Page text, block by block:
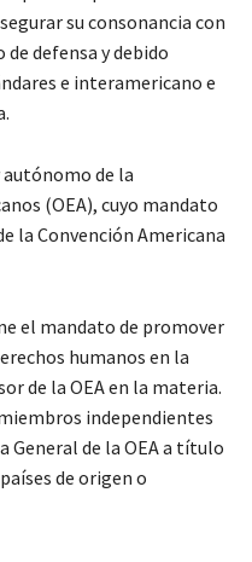
su consonancia con
defensa y debido
e interamericano e
autónomo de la
(OEA), cuyo mandato
la Convención Americana
el mandato de promover
humanos en la
de la OEA en la materia.
independientes
General de la OEA a título
de origen o